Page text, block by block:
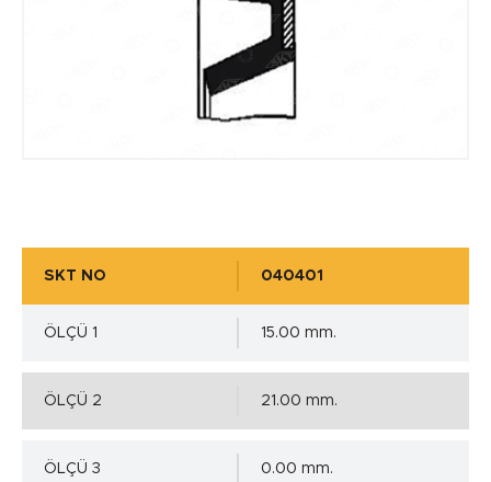
SKT NO 040401
ÖLÇÜ 1 15.00 mm.
ÖLÇÜ 2 21.00 mm.
ÖLÇÜ 3 0.00 mm.